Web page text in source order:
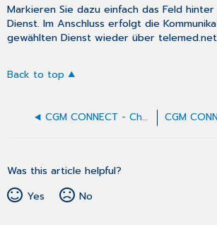
Markieren Sie dazu einfach das Feld
Dienst. Im Anschluss erfolgt die
gewählten Dienst wieder über
Back to top
CGM CONNECT - Chat-Fenster
Was this article helpful?
Yes
No